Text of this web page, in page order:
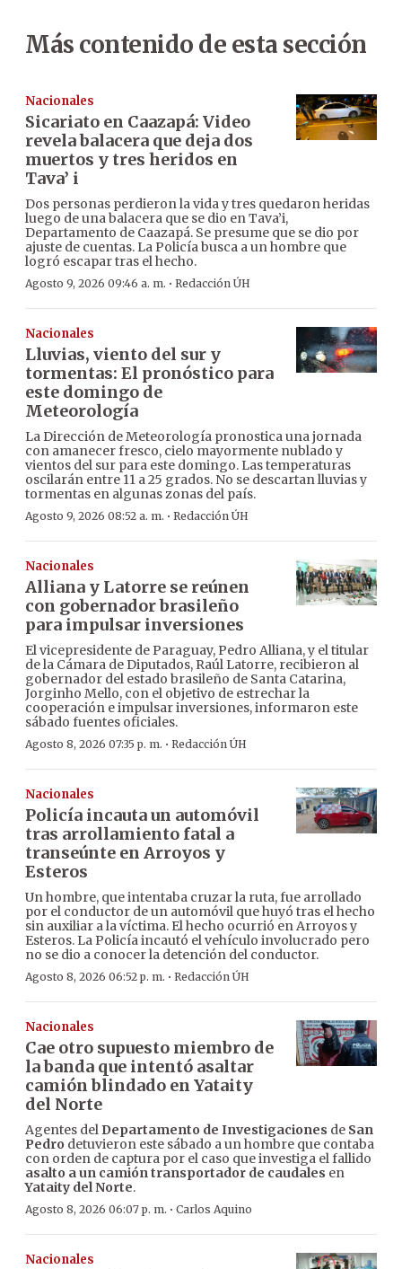
Más contenido de esta sección
Nacionales
Sicariato en Caazapá: Video
revela balacera que deja dos
muertos y tres heridos en
Tava’ i
Dos personas perdieron la vida y tres quedaron heridas
luego de una balacera que se dio en Tava’i,
Departamento de Caazapá. Se presume que se dio por
ajuste de cuentas. La Policía busca a un hombre que
logró escapar tras el hecho.
Agosto 9, 2026 09:46 a. m. · Redacción ÚH
Nacionales
Lluvias, viento del sur y
tormentas: El pronóstico para
este domingo de
Meteorología
La Dirección de Meteorología pronostica una jornada
con amanecer fresco, cielo mayormente nublado y
vientos del sur para este domingo. Las temperaturas
oscilarán entre 11 a 25 grados. No se descartan lluvias y
tormentas en algunas zonas del país.
Agosto 9, 2026 08:52 a. m. · Redacción ÚH
Nacionales
Alliana y Latorre se reúnen
con gobernador brasileño
para impulsar inversiones
El vicepresidente de Paraguay, Pedro Alliana, y el titular
de la Cámara de Diputados, Raúl Latorre, recibieron al
gobernador del estado brasileño de Santa Catarina,
Jorginho Mello, con el objetivo de estrechar la
cooperación e impulsar inversiones, informaron este
sábado fuentes oficiales.
Agosto 8, 2026 07:35 p. m. · Redacción ÚH
Nacionales
Policía incauta un automóvil
tras arrollamiento fatal a
transeúnte en Arroyos y
Esteros
Un hombre, que intentaba cruzar la ruta, fue arrollado
por el conductor de un automóvil que huyó tras el hecho
sin auxiliar a la víctima. El hecho ocurrió en Arroyos y
Esteros. La Policía incautó el vehículo involucrado pero
no se dio a conocer la detención del conductor.
Agosto 8, 2026 06:52 p. m. · Redacción ÚH
Nacionales
Cae otro supuesto miembro de
la banda que intentó asaltar
camión blindado en Yataity
del Norte
Agentes del Departamento de Investigaciones de San
Pedro detuvieron este sábado a un hombre que contaba
con orden de captura por el caso que investiga el fallido
asalto a un camión transportador de caudales en
Yataity del Norte.
Agosto 8, 2026 06:07 p. m. · Carlos Aquino
Nacionales